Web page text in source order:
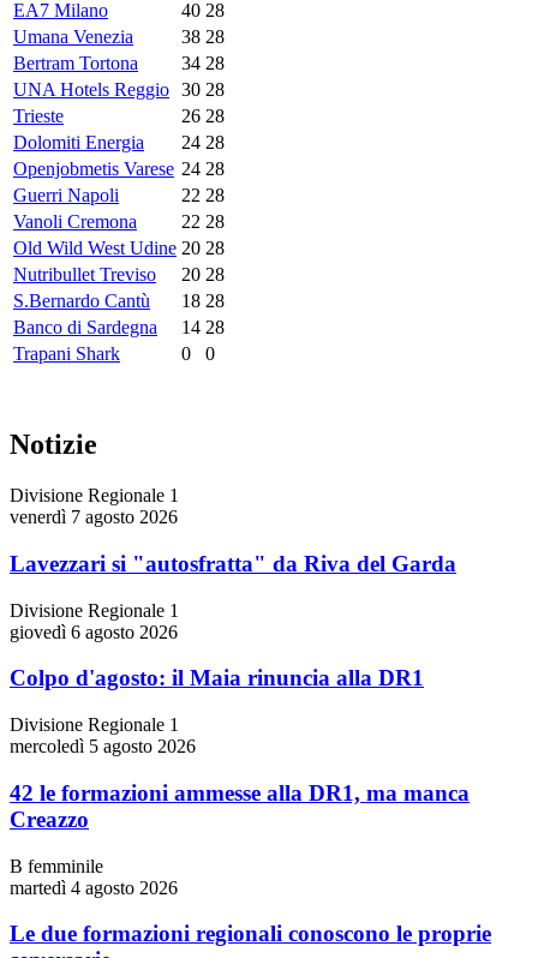
EA7 Milano 40 28
Umana Venezia
38 28
Bertram Tortona
34 28
UNA Hotels Reggio 30 28
Trieste
26 28
Dolomiti Energia
24 28
Openjobmetis Varese 24 28
Guerri Napoli
22 28
Vanoli Cremona
22 28
Old Wild West Udine 20 28
Nutribullet Treviso
20 28
S.Bernardo Cantù
18 28
Banco di Sardegna
14 28
Trapani Shark
0 0
Notizie
Divisione Regionale 1
venerdì 7 agosto 2026
Lavezzari si "autosfratta" da Riva del Garda
Divisione Regionale 1
giovedì 6 agosto 2026
Colpo d'agosto: il Maia rinuncia alla DR1
Divisione Regionale 1
mercoledì 5 agosto 2026
42 le formazioni ammesse alla DR1, ma manca
Creazzo
B femminile
martedì 4 agosto 2026
Le due formazioni regionali conoscono le proprie